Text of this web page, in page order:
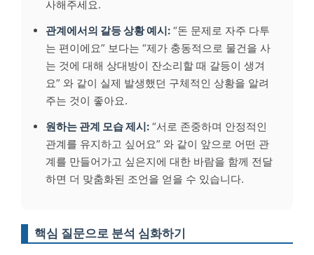
사해주세요.
관계에서의 갈등 상황 예시: “돈 문제로 자주 다투
는 편이에요” 보다는 “제가 충동적으로 물건을 사
는 것에 대해 상대방이 잔소리할 때 갈등이 생겨
요” 와 같이 실제 발생했던 구체적인 상황을 알려
주는 것이 좋아요.
원하는 관계 모습 제시: “서로 존중하며 안정적인
관계를 유지하고 싶어요” 와 같이 앞으로 어떤 관
계를 만들어가고 싶은지에 대한 바람을 함께 전달
하면 더 맞춤화된 조언을 얻을 수 있습니다.
핵심 질문으로 분석 심화하기